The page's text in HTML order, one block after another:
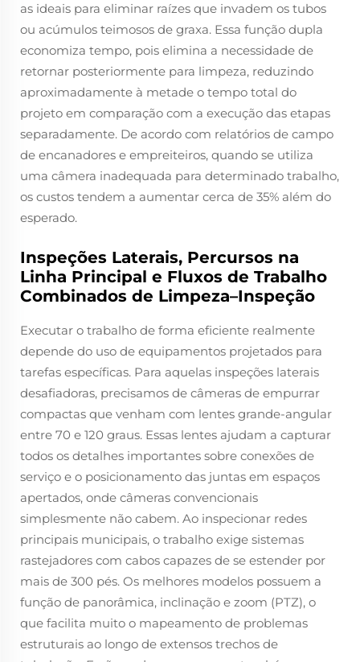
as ideais para eliminar raízes que invadem os tubos
ou acúmulos teimosos de graxa. Essa função dupla
economiza tempo, pois elimina a necessidade de
retornar posteriormente para limpeza, reduzindo
aproximadamente à metade o tempo total do
projeto em comparação com a execução das etapas
separadamente. De acordo com relatórios de campo
de encanadores e empreiteiros, quando se utiliza
uma câmera inadequada para determinado trabalho,
os custos tendem a aumentar cerca de 35% além do
esperado.
Inspeções Laterais, Percursos na
Linha Principal e Fluxos de Trabalho
Combinados de Limpeza–Inspeção
Executar o trabalho de forma eficiente realmente
depende do uso de equipamentos projetados para
tarefas específicas. Para aquelas inspeções laterais
desafiadoras, precisamos de câmeras de empurrar
compactas que venham com lentes grande-angular
entre 70 e 120 graus. Essas lentes ajudam a capturar
todos os detalhes importantes sobre conexões de
serviço e o posicionamento das juntas em espaços
apertados, onde câmeras convencionais
simplesmente não cabem. Ao inspecionar redes
principais municipais, o trabalho exige sistemas
rastejadores com cabos capazes de se estender por
mais de 300 pés. Os melhores modelos possuem a
função de panorâmica, inclinação e zoom (PTZ), o
que facilita muito o mapeamento de problemas
estruturais ao longo de extensos trechos de